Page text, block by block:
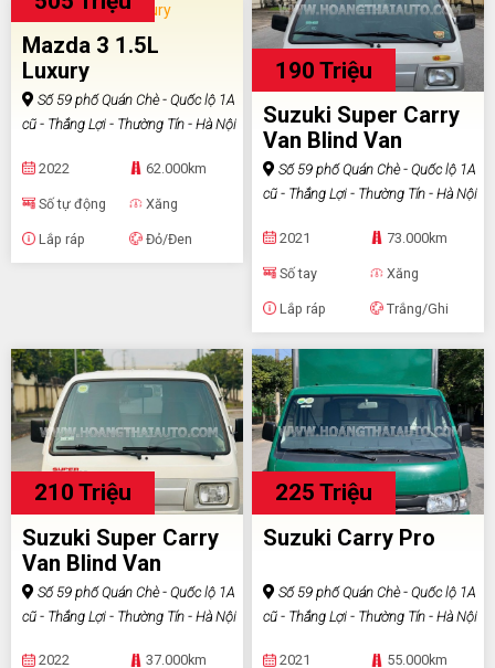
Mazda 3 1.5L
Luxury
Số 59 phố Quán Chè - Quốc lộ 1A
cũ - Thắng Lợi - Thường Tín - Hà Nội
2022 62.000km
Số tự động Xăng
Lắp ráp Đỏ/Đen
190 Triệu
Suzuki Super Carry
Van Blind Van
Số 59 phố Quán Chè - Quốc lộ 1A
cũ - Thắng Lợi - Thường Tín - Hà Nội
2021 73.000km
Số tay Xăng
Lắp ráp Trắng/Ghi
210 Triệu
Suzuki Super Carry
Van Blind Van
Số 59 phố Quán Chè - Quốc lộ 1A
cũ - Thắng Lợi - Thường Tín - Hà Nội
2022 37.000km
225 Triệu
Suzuki Carry Pro
Số 59 phố Quán Chè - Quốc lộ 1A
cũ - Thắng Lợi - Thường Tín - Hà Nội
2021 55.000km